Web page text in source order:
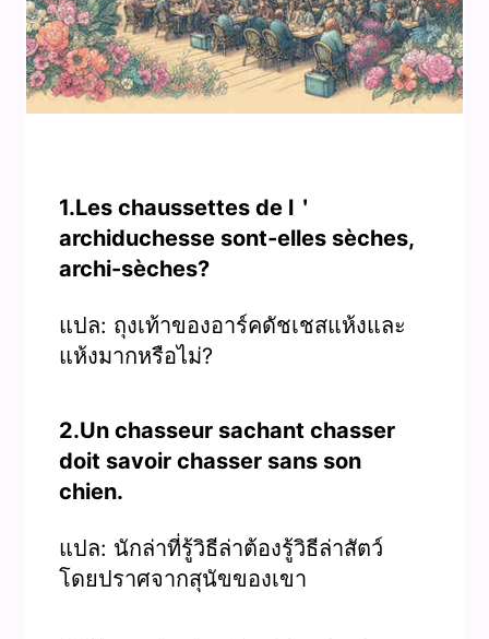
1.Les chaussettes de l＇
archiduchesse sont-elles sèches,
archi-sèches?
แปล: ถุงเท้าของอาร์คดัชเชสแห้งและ
แห้งมากหรือไม่?
2.Un chasseur sachant chasser
doit savoir chasser sans son
chien.
แปล: นักล่าที่รู้วิธีล่าต้องรู้วิธีล่าสัตว์
โดยปราศจากสุนัขของเขา